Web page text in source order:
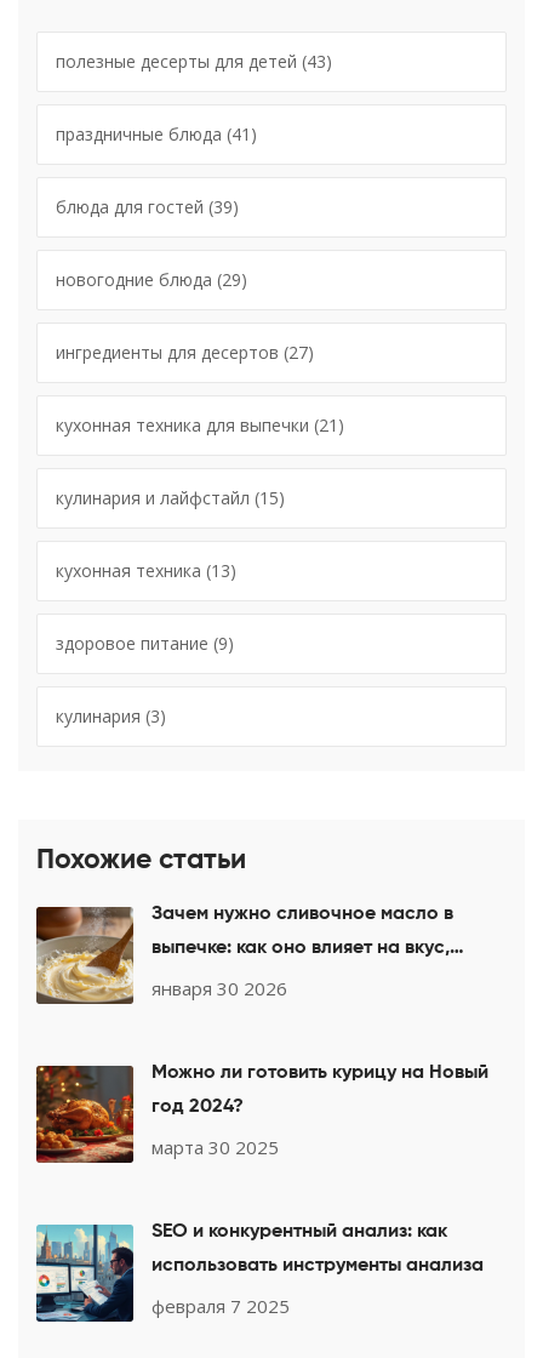
полезные десерты для детей (43)
праздничные блюда (41)
блюда для гостей (39)
новогодние блюда (29)
ингредиенты для десертов (27)
кухонная техника для выпечки (21)
кулинария и лайфстайл (15)
кухонная техника (13)
здоровое питание (9)
кулинария (3)
Похожие статьи
Зачем нужно сливочное масло в
выпечке: как оно влияет на вкус,
текстуру и структуру десертов
января 30 2026
Можно ли готовить курицу на Новый
год 2024?
марта 30 2025
SEO и конкурентный анализ: как
использовать инструменты анализа
февраля 7 2025